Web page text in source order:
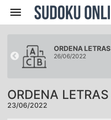
Navegación
ORDENA LETRAS
26/06/2022
ORDENA LETRAS
23/06/2022